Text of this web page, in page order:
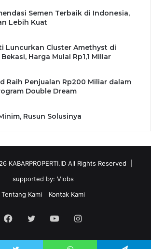
Semen Terbaik di Indonesia,
Lebih Kuat
Luncurkan Cluster Amethyst di
Harga Mulai Rp1,1 Miliar
Raih Penjualan Rp200 Miliar dalam
Double Dream
Rusun Solusinya
KABARPROPERTI.IDAll Rights Reserved |
supported by: Vlobs
Tentang Kami
Kontak Kami
Facebook
TwitterYouTubeInstagram